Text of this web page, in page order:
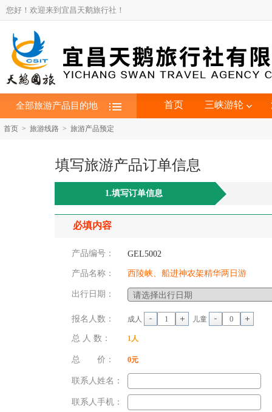
您好！欢迎来到宜昌天鹅旅行社！
全部旅游产品目的地 首页 三峡游轮
首页 > 旅游线路 > 旅游产品预定
填写旅游产品订单信息
1.填写订单信息
必填内容
产品编号： GEL5002
产品名称： 西陵峡、船进神农架精华两日游
出行日期：
报名人数： 成人 儿童
总 人 数： 1人
总 价： 0元
联系人姓名：
联系人手机：